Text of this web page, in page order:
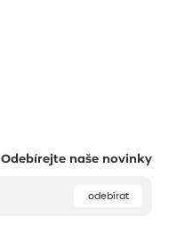
Odebírejte naše novinky
odebírat